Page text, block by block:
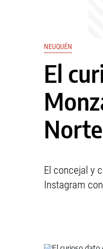
NEUQUÉN
El
Norte
El concejal y
Instagram